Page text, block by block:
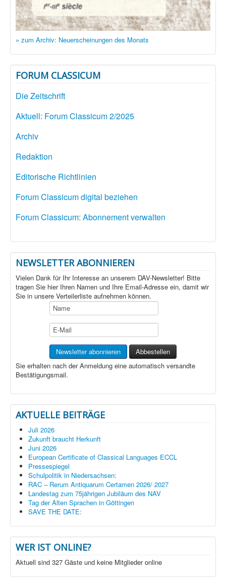
» zum Archiv: Neuerscheinungen des Monats
FORUM CLASSICUM
Die Zeitschrift
Aktuell: Forum Classicum 2/2025
Archiv
Redaktion
Editorische Richtlinien
Forum Classicum digital beziehen
Forum Classicum: Abonnement verwalten
NEWSLETTER ABONNIEREN
Vielen Dank für Ihr Interesse an unserem DAV-Newsletter! Bitte
tragen Sie hier Ihren Namen und Ihre Email-Adresse ein, damit wir
Sie in unsere Verteilerliste aufnehmen können.
Sie erhalten nach der Anmeldung eine automatisch versandte
Bestätigungsmail.
AKTUELLE BEITRÄGE
Juli 2026
Zukunft braucht Herkunft
Juni 2026
European Certificate of Classical Languages ECCL
Pressespiegel
Schulpolitik in Niedersachsen:
RAC – Rerum Antiquarum Certamen 2026/ 2027
Landestag zum 75jährigen Jubiläum des NAV
Tag der Alten Sprachen in Göttingen
SAVE THE DATE:
WER IST ONLINE?
Aktuell sind 327 Gäste und keine Mitglieder online